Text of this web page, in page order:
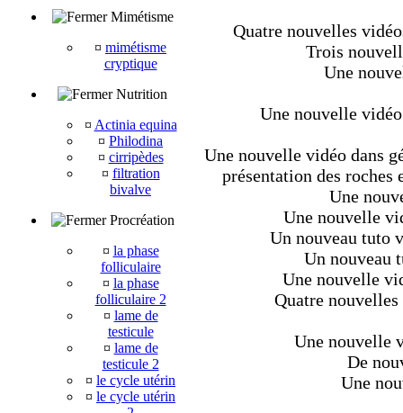
Mimétisme
¤ mimétisme
cryptique
Nutrition
¤ Actinia equina
¤ Philodina
¤ cirripèdes
¤ filtration
bivalve
Procréation
¤ la phase
folliculaire
¤ la phase
folliculaire 2
¤ lame de
testicule
¤ lame de
testicule 2
¤ le cycle utérin
¤ le cycle utérin
Quatre nouvelles
Trois
Une
Une nouvelle
Une nouvelle vidéo dans
présentation des
Une
Une nouvelle
Un nouveau tuto
Un nouveau
Une nouvelle
Quatre
Une nouvelle
De
Une